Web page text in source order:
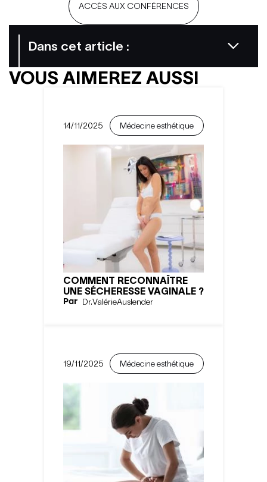
VOUS AIMEREZ AUSSI
14/11/2025 Médecine esthétique
COMMENT RECONNAÎTRE
UNE SÉCHERESSE VAGINALE ?
Par Dr.ValérieAuslender
19/11/2025 Médecine esthétique
Dans cet article :
ACCÈS AUX CONFÉRENCES